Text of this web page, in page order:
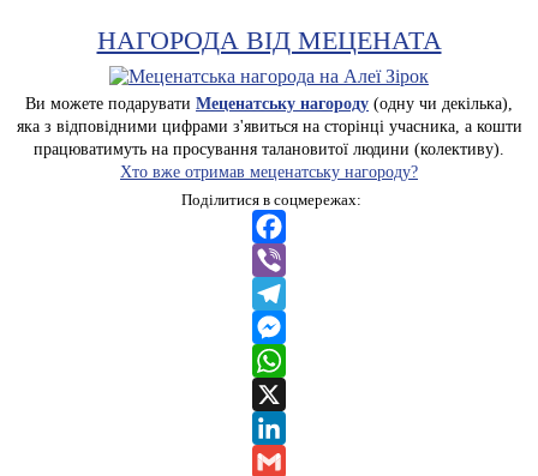
НАГОРОДА ВІД МЕЦЕНАТА
Ви можете подарувати Меценатську нагороду (одну чи декілька),
яка з відповідними цифрами з'явиться на сторінці учасника, а кошти
працюватимуть на просування талановитої людини (колективу).
Хто вже отримав меценатську нагороду?
Поділитися в соцмережах:
Facebook
Viber
Telegram
Messenger
WhatsApp
X
LinkedIn